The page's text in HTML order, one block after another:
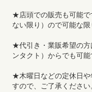
★店頭での販売も可能で
ない限り）ので可能な
★代引き・業販希望の
ンタクト）からでも可能
★木曜日などの定休日や
すので、ご了承くださ